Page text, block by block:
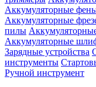
Аккумуляторные
Аккумуляторные
пилы
Аккумуляторные
Зарядные устройства
инструменты
Ручной инструмент